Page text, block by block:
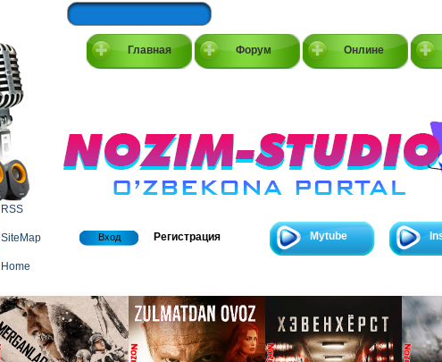
Главная Форум Онлине
RSS
SiteMap
Home
Вход Регистрация Mytube